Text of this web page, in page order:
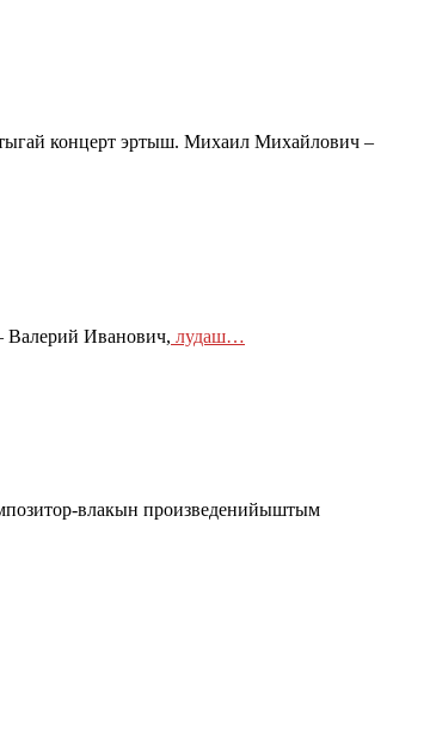
концерт эртыш. Михаил Михайлович –
Валерий Иванович, лудаш…
влакын произведенийыштым